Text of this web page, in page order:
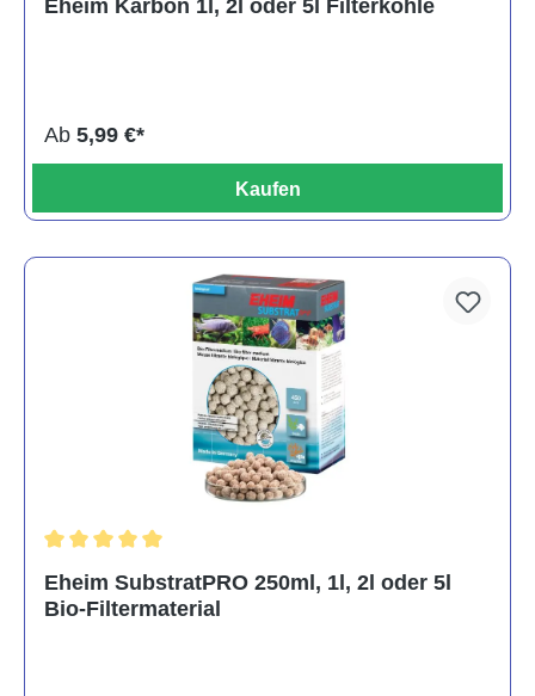
Eheim Karbon 1l, 2l oder 5l Filterkohle
Ab 5,99 €*
Kaufen
Eheim SubstratPRO 250ml, 1l, 2l oder 5l
Bio-Filtermaterial